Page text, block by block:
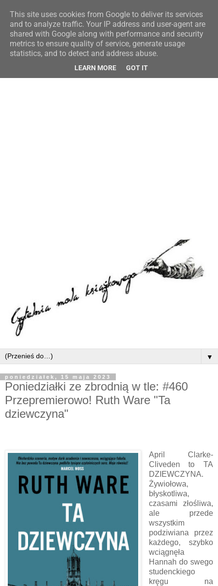
▼
poniedziałek, 15 maja 2023
Poniedziałki ze zbrodnią w tle: #460
Przepremierowo! Ruth Ware "Ta
dziewczyna"
April Clarke-
Cliveden to TA
DZIEWCZYNA.
Żywiołowa,
błyskotliwa,
czasami złośliwa,
ale przede
wszystkim
podziwiana przez
każdego, szybko
wciągnęła
Hannah do swego
studenckiego
kręgu na
This site uses cookies from Google to deliver its services
and to analyze traffic. Your IP address and user-agent are
shared with Google along with performance and security
metrics to ensure quality of service, generate usage
statistics, and to detect and address abuse.
LEARN MORE GOT IT